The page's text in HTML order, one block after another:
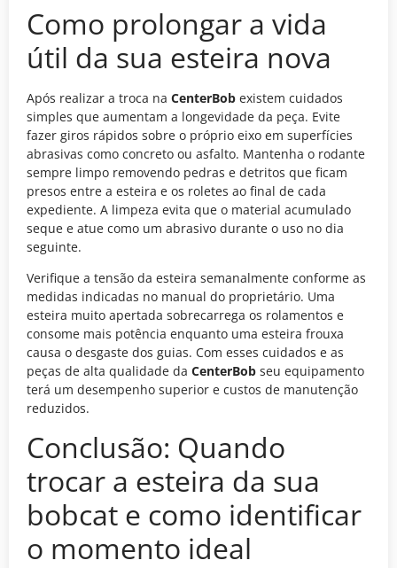
Como prolongar a vida
útil da sua esteira nova
Após realizar a troca na CenterBob existem cuidados
simples que aumentam a longevidade da peça. Evite
fazer giros rápidos sobre o próprio eixo em superfícies
abrasivas como concreto ou asfalto. Mantenha o rodante
sempre limpo removendo pedras e detritos que ficam
presos entre a esteira e os roletes ao final de cada
expediente. A limpeza evita que o material acumulado
seque e atue como um abrasivo durante o uso no dia
seguinte.
Verifique a tensão da esteira semanalmente conforme as
medidas indicadas no manual do proprietário. Uma
esteira muito apertada sobrecarrega os rolamentos e
consome mais potência enquanto uma esteira frouxa
causa o desgaste dos guias. Com esses cuidados e as
peças de alta qualidade da CenterBob seu equipamento
terá um desempenho superior e custos de manutenção
reduzidos.
Conclusão: Quando
trocar a esteira da sua
bobcat e como identificar
o momento ideal